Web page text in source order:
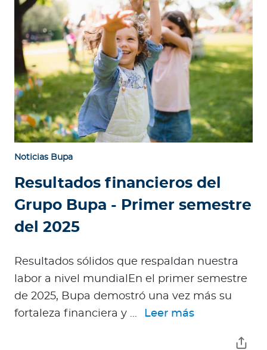
Noticias Bupa
Resultados financieros del
Grupo Bupa - Primer semestre
del 2025
Resultados sólidos que respaldan nuestra
labor a nivel mundialEn el primer semestre
de 2025, Bupa demostró una vez más su
fortaleza financiera y ...
Leer más